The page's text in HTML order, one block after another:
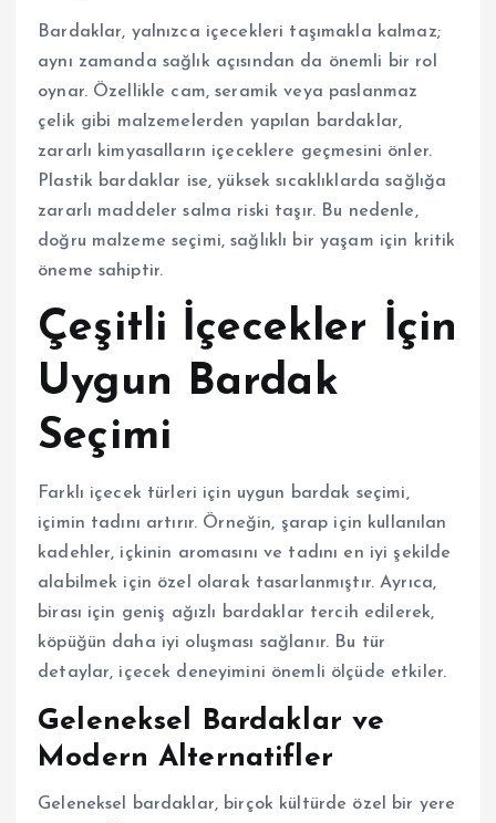
Bardaklar, yalnızca içecekleri taşımakla kalmaz;
aynı zamanda sağlık açısından da önemli bir rol
oynar. Özellikle cam, seramik veya paslanmaz
çelik gibi malzemelerden yapılan bardaklar,
zararlı kimyasalların içeceklere geçmesini önler.
Plastik bardaklar ise, yüksek sıcaklıklarda sağlığa
zararlı maddeler salma riski taşır. Bu nedenle,
doğru malzeme seçimi, sağlıklı bir yaşam için kritik
öneme sahiptir.
Çeşitli İçecekler İçin
Uygun Bardak
Seçimi
Farklı içecek türleri için uygun bardak seçimi,
içimin tadını artırır. Örneğin, şarap için kullanılan
kadehler, içkinin aromasını ve tadını en iyi şekilde
alabilmek için özel olarak tasarlanmıştır. Ayrıca,
birası için geniş ağızlı bardaklar tercih edilerek,
köpüğün daha iyi oluşması sağlanır. Bu tür
detaylar, içecek deneyimini önemli ölçüde etkiler.
Geleneksel Bardaklar ve
Modern Alternatifler
Geleneksel bardaklar, birçok kültürde özel bir yere